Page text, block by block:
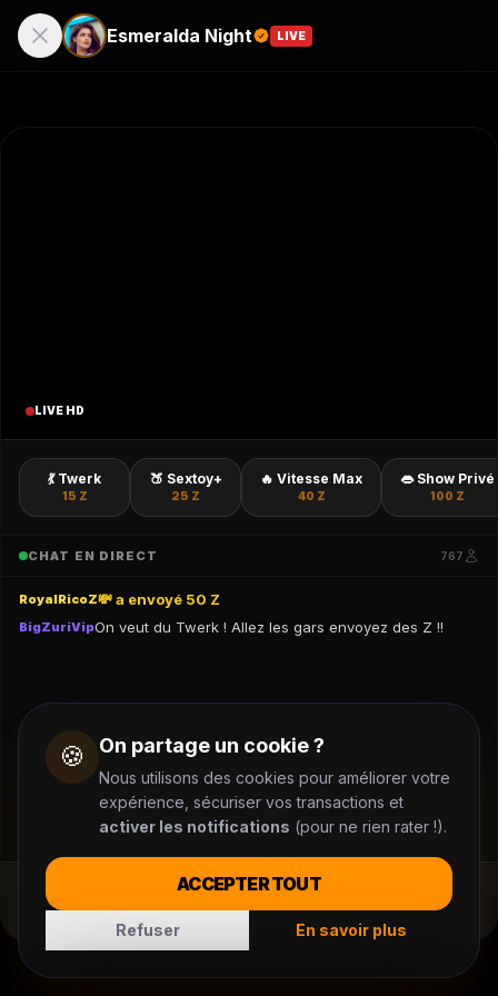
Esmeralda Night LIVE
LIVE HD
💃 Twerk
15 Z
🍑 Sextoy+
25 Z
🔥 Vitesse Max
40 Z
👄 Show Privé
100 Z
CHAT EN DIRECT 767
RoyalRicoZ💸 a envoyé 50 Z
BigZuriVipOn veut du Twerk ! Allez les gars envoyez des Z !!
Connectez-vous pour chatter
🍪 On partage un cookie ?
Nous utilisons des cookies pour améliorer votre
expérience, sécuriser vos transactions et
activer les notifications (pour ne rien rater !).
ACCEPTER TOUT
Refuser En savoir plus